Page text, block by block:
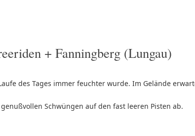
+ Fanningberg (Lungau)
des Tages immer feuchter wurde. Im Gelände
Schwüngen auf den fast leeren Pisten ab.